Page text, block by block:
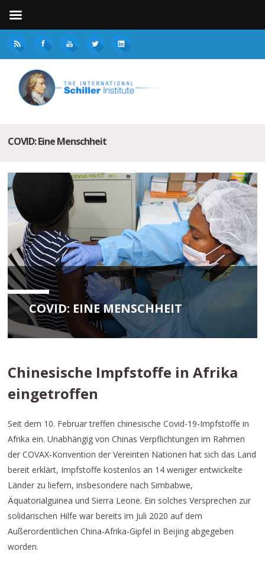
COVID: Eine Menschheit
COVID: EINE MENSCHHEIT
Chinesische Impfstoffe in Afrika
eingetroffen
Seit dem 10. Februar treffen chinesische Covid-19-Impfstoffe in
Afrika ein. Unabhängig von Chinas Verpflichtungen im Rahmen
der COVAX-Konvention der Vereinten Nationen hat sich das Land
bereit erklärt, Impfstoffe kostenlos an 14 weniger entwickelte
Länder zu liefern, insbesondere nach Simbabwe,
Äquatorialguinea und Sierra Leone. Ein solches Versprechen zur
solidarischen Hilfe war bereits im Juli 2020 auf dem
Außerordentlichen China-Afrika-Gipfel in Beijing abgegeben
worden.